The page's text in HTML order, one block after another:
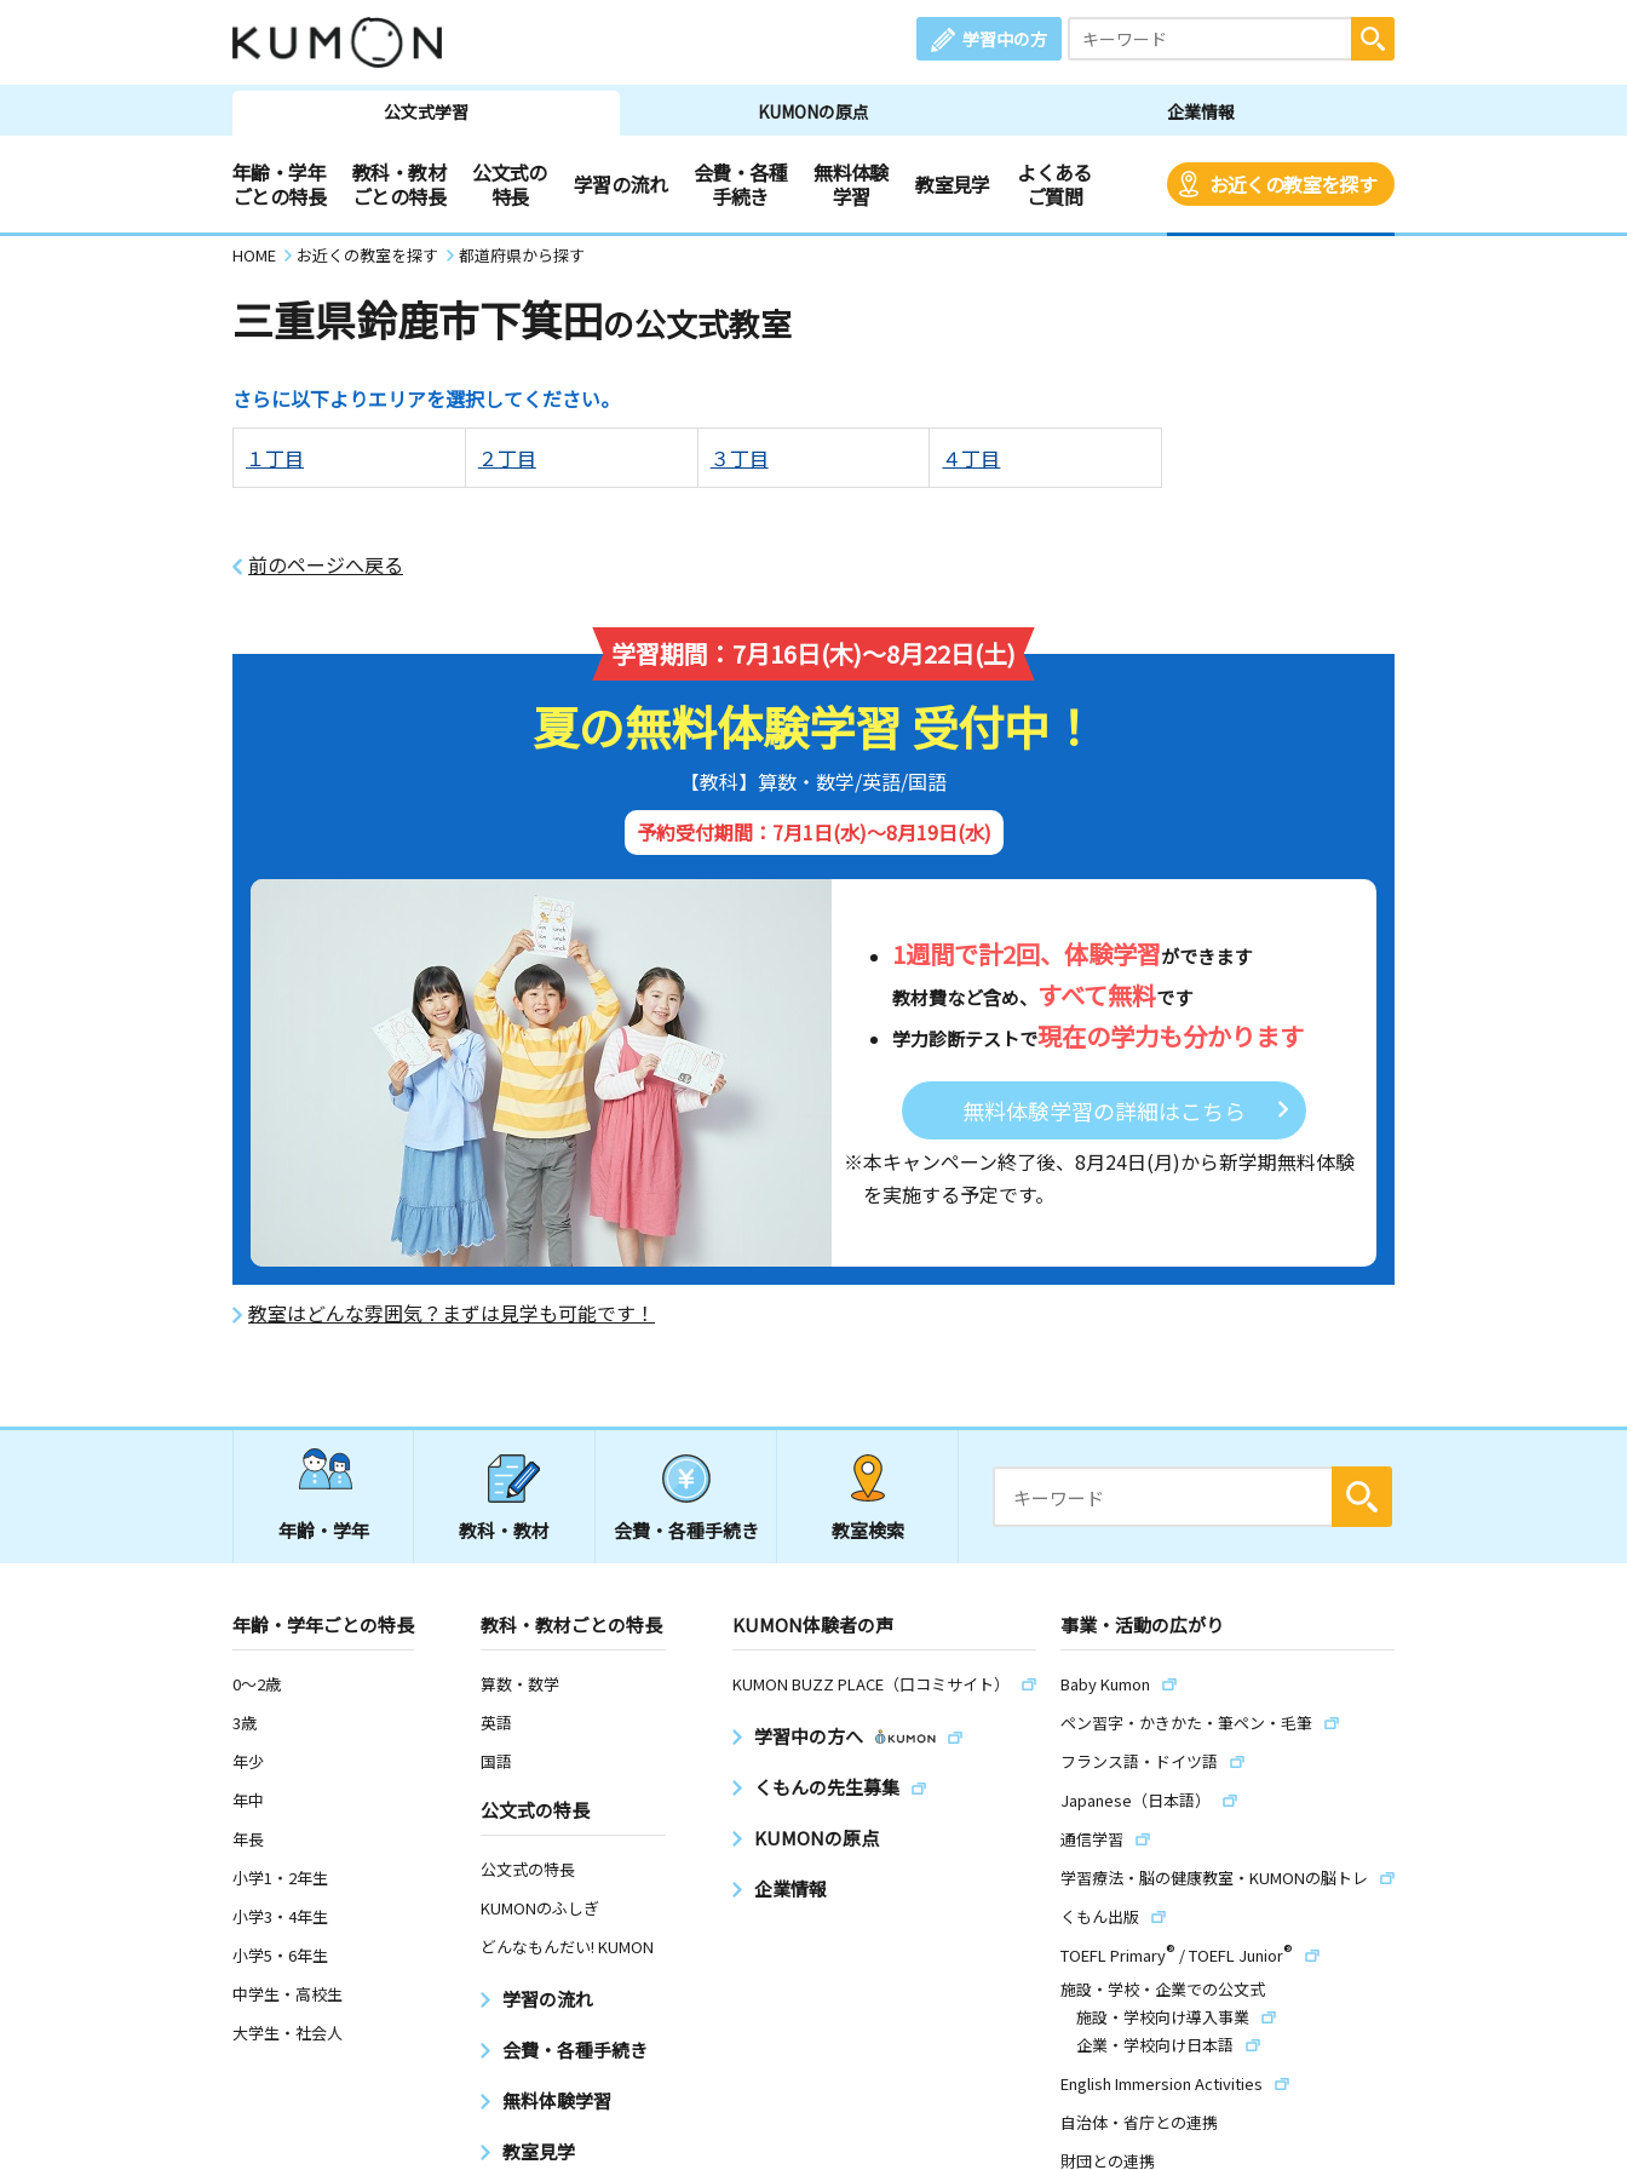
学習中の方
公文式学習 KUMONの原点 企業情報
年齢・学年
ごとの特長
教科・教材
ごとの特長
公文式の
特長
学習の流れ
会費・各種
手続き
無料体験
学習
教室見学
よくある
ご質問
お近くの教室を探す
HOME お近くの教室を探す 都道府県から探す
三重県鈴鹿市下箕田の公文式教室
さらに以下よりエリアを選択してください。
１丁目 ２丁目 ３丁目 ４丁目
前のページへ戻る
学習期間：7月16日(木)～8月22日(土)
夏の無料体験学習 受付中！
【教科】算数・数学/英語/国語
予約受付期間：7月1日(水)～8月19日(水)
1週間で計2回、体験学習ができます
教材費など含め、 すべて無料です
学力診断テストで現在の学力も分かります
無料体験学習の詳細はこちら
※本キャンペーン終了後、 8月24日(月)から新学期無料体験
を実施する予定です。
教室はどんな雰囲気？まずは見学も可能です！
年齢・学年 教科・教材 会費・ 各種手続き 教室検索
年齢・学年ごとの特長
0～2歳
3歳
年少
年中
年長
小学1・2年生
小学3・4年生
小学5・6年生
中学生・高校生
大学生・社会人
教科・教材ごとの特長
算数・数学
英語
国語
公文式の特長
公文式の特長
KUMONのふしぎ
どんなもんだい! KUMON
学習の流れ
会費・各種手続き
無料体験学習
教室見学
KUMON体験者の声
KUMON BUZZ PLACE（口コミサイト）
学習中の方へ
くもんの先生募集
KUMONの原点
企業情報
事業・活動の広がり
Baby Kumon
ペン習字・かきかた・筆ペン・毛筆
フランス語・ドイツ語
Japanese（日本語）
通信学習
学習療法・脳の健康教室・KUMONの脳トレ
くもん出版
TOEFL Primary® /TOEFL Junior®
施設・学校・企業での公文式
施設・学校向け導入事業
企業・学校向け日本語
English Immersion Activities
自治体・省庁との連携
財団との連携